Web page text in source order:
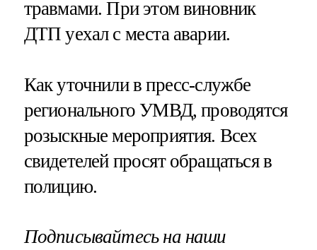
травмами. При этом виновник
ДТП уехал с места аварии.
Как уточнили в пресс-службе
регионального УМВД, проводятся
розыскные мероприятия. Всех
свидетелей просят обращаться в
полицию.
Подписывайтесь на наши